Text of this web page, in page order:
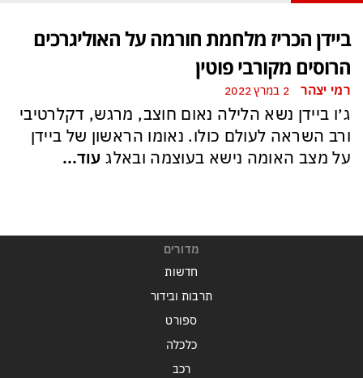
של טראמפ המאיים למוטט את כלכלת ארה״ב ומבודד את ישראל יותר מאי פעם
הגרעינית חותמות על הסכם הגנה המשנה מהיסוד את מאזן הכוחות באזורנו
הכסף הערבי עלול לנצח ולסכן את הכדורגל האירופי וכמובן גם את הישראלי
ביידן הכריז מלחמת חורמה על האוליגרכים
הרוסים מקורבי פוטין
רמי יצהר
ג׳ו ביידן נשא הלילה נאום חוצב, מרגש, דקלרטיבי
ורב השראה לעולם כולו. נאומו הראשון של ביידן
על מצב האומה נישא בעוצמה ובאלג עוד...
מדורים
חדשות
תרבות ובידור
ספורט
כלכלה
רכב